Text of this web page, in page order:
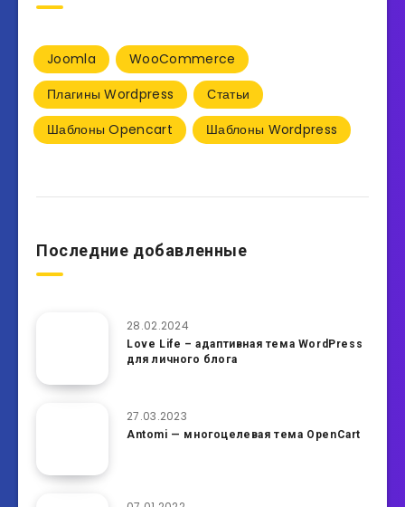
Joomla
WooCommerce
Плагины Wordpress
Статьи
Шаблоны Opencart
Шаблоны Wordpress
Последние добавленные
28.02.2024
Love Life – адаптивная тема WordPress
для личного блога
27.03.2023
Antomi — многоцелевая тема OpenCart